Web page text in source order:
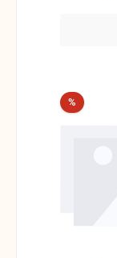
%Rabatt